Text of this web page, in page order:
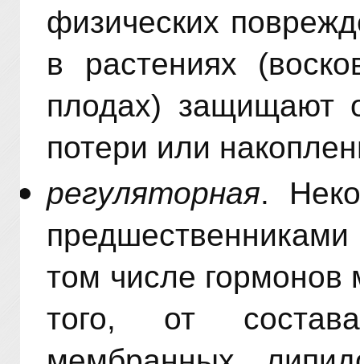
физических
в растениях
плодах) защищают
потери или
регуляторная.
том числе гормонов
того, от